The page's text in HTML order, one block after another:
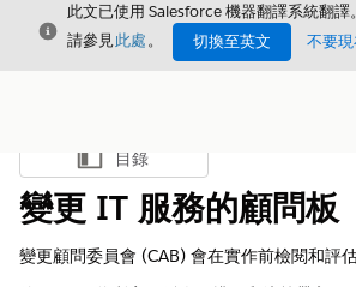
結束
此文已使用 Salesforce 機器翻譯系統翻
請參見此處。 切換至英文 不要
顯示目錄
目錄
變更 IT 服務的顧問板
變更顧問委員會 (CAB) 會在實作前檢閱和評估